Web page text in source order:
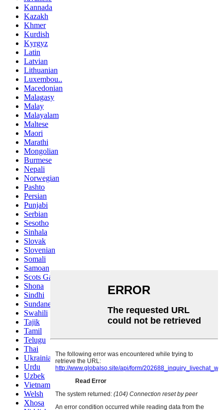
Kannada
Kazakh
Khmer
Kurdish
Kyrgyz
Latin
Latvian
Lithuanian
Luxembou..
Macedonian
Malagasy
Malay
Malayalam
Maltese
Maori
Marathi
Mongolian
Burmese
Nepali
Norwegian
Pashto
Persian
Punjabi
Serbian
Sesotho
Sinhala
Slovak
Slovenian
Somali
Samoan
Scots Gaelic
Shona
Sindhi
Sundanese
Swahili
Tajik
Tamil
Telugu
Thai
Ukrainian
Urdu
Uzbek
Vietnamese
Welsh
Xhosa